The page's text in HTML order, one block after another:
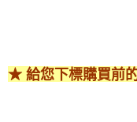
★ 給您下標購買前